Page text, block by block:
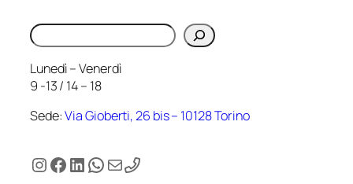
Cerca
Lunedì – Venerdì
9 -13 / 14 – 18
Sede:Via Gioberti, 26 bis – 10128 Torino
Instagram
Facebook
LinkedIn
WhatsApp
Email